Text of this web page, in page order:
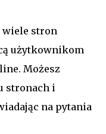
stron
użytkownikom
Możesz
stronach i
na pytania